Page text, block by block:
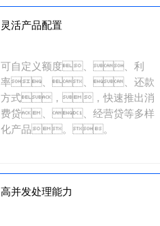
灵活产品配置
可自定义额度、、利
率、、、还款
方式，，快速推出消
费贷、、经营贷等多样
化产品。。
高并发处理能力